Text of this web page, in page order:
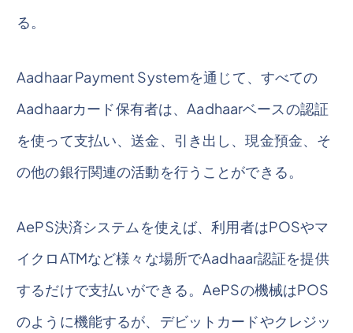
る。
Aadhaar Payment Systemを通じて、すべての
Aadhaarカード保有者は、Aadhaarベースの認証
を使って支払い、送金、引き出し、現金預金、そ
の他の銀行関連の活動を行うことができる。
AePS決済システムを使えば、利用者はPOSやマ
イクロATMなど様々な場所でAadhaar認証を提供
するだけで支払いができる。AePSの機械はPOS
のように機能するが、デビットカードやクレジッ